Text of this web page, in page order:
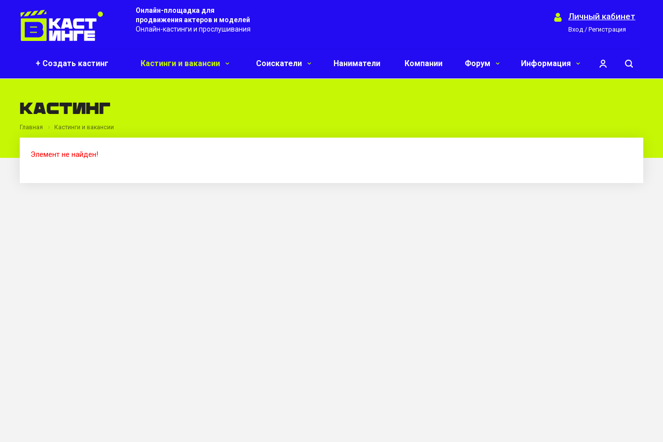
Онлайн-площадка для
продвижения актеров и моделей
Онлайн-кастинги и прослушивания
Личный кабинет
Вход / Регистрация
+ Создать кастинг Кастинги и вакансии Соискатели Наниматели Компании Форум Информация
Кастинг
Главная Кастинги и вакансии
Элемент не найден!